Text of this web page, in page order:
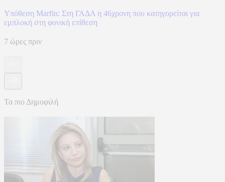
Υπόθεση Marfin: Στη ΓΑΔΑ η 46χρονη που κατηγορείται για
εμπλοκή στη φονική επίθεση
7 ώρες πριν
Τα πιο Δημοφιλή